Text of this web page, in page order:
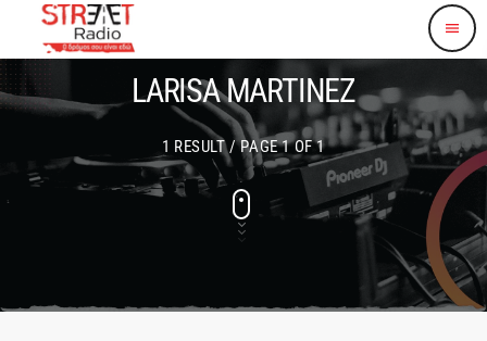
menu
LARISA MARTINEZ
1 RESULT / PAGE 1 OF 1